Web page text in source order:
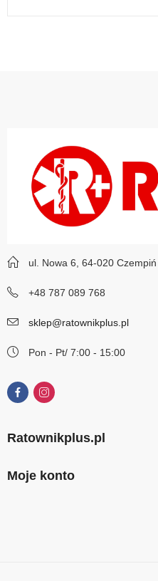
ul. Nowa 6, 64-020 Czempiń
+48 787 089 768
sklep@ratownikplus.pl
Pon - Pt/ 7:00 - 15:00
Ratownikplus.pl
Moje konto